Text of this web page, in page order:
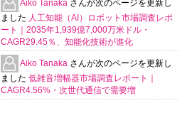
Aiko Tanaka さんが次のページを更新し
ました 人工知能（AI）ロボット市場調査レポ
ート｜2035年1,939億7,000万米ドル・
CAGR29.45％、知能化技術が進化
Aiko Tanaka さんが次のページを更新し
ました 低雑音増幅器市場調査レポート｜
CAGR4.56%・次世代通信で需要増